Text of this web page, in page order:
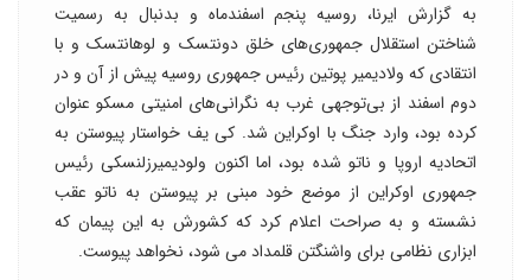
به گزارش ایرنا، روسیه پنجم اسفندماه و بدنبال به رسمیت
شناختن استقلال جمهوری‌های خلق دونتسک و لوهانتسک و با
انتقادی که ولادیمیر پوتین رئیس جمهوری روسیه پیش از آن و در
دوم اسفند از بی‌توجهی غرب به نگرانی‌های امنیتی مسکو عنوان
کرده بود، وارد جنگ با اوکراین شد. کی یف خواستار پیوستن به
اتحادیه اروپا و ناتو شده بود، اما اکنون ولودیمیرزلنسکی رئیس
جمهوری اوکراین از موضع خود مبنی بر پیوستن به ناتو عقب
نشسته و به صراحت اعلام کرد که کشورش به این پیمان که
ابزاری نظامی برای واشنگتن قلمداد می شود، نخواهد پیوست.